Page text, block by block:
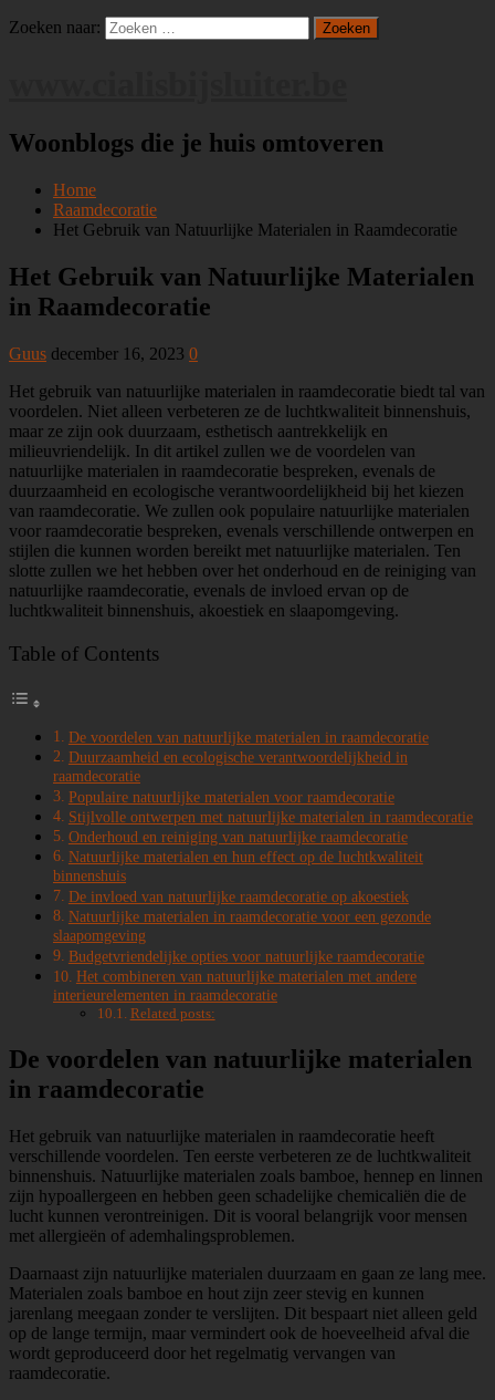
Zoeken naar:
Woonblogs die je huis omtoveren
Home
Raamdecoratie
Het Gebruik van Natuurlijke Materialen in Raamdecoratie
Het Gebruik van Natuurlijke Materialen
in Raamdecoratie
Guus december 16, 2023 0
Het gebruik van natuurlijke materialen in raamdecoratie biedt tal van
voordelen. Niet alleen verbeteren ze de luchtkwaliteit binnenshuis,
maar ze zijn ook duurzaam, esthetisch aantrekkelijk en
milieuvriendelijk. In dit artikel zullen we de voordelen van
natuurlijke materialen in raamdecoratie bespreken, evenals de
duurzaamheid en ecologische verantwoordelijkheid bij het kiezen
van raamdecoratie. We zullen ook populaire natuurlijke materialen
voor raamdecoratie bespreken, evenals verschillende ontwerpen en
stijlen die kunnen worden bereikt met natuurlijke materialen. Ten
slotte zullen we het hebben over het onderhoud en de reiniging van
natuurlijke raamdecoratie, evenals de invloed ervan op de
luchtkwaliteit binnenshuis, akoestiek en slaapomgeving.
Table of Contents
De voordelen van natuurlijke materialen in raamdecoratie
Duurzaamheid en ecologische verantwoordelijkheid in
raamdecoratie
Populaire natuurlijke materialen voor raamdecoratie
Stijlvolle ontwerpen met natuurlijke materialen in raamdecoratie
Onderhoud en reiniging van natuurlijke raamdecoratie
Natuurlijke materialen en hun effect op de luchtkwaliteit
binnenshuis
De invloed van natuurlijke raamdecoratie op akoestiek
Natuurlijke materialen in raamdecoratie voor een gezonde
slaapomgeving
Budgetvriendelijke opties voor natuurlijke raamdecoratie
Het combineren van natuurlijke materialen met andere
interieurelementen in raamdecoratie
Related posts:
De voordelen van natuurlijke materialen
in raamdecoratie
Het gebruik van natuurlijke materialen in raamdecoratie heeft
verschillende voordelen. Ten eerste verbeteren ze de luchtkwaliteit
binnenshuis. Natuurlijke materialen zoals bamboe, hennep en linnen
zijn hypoallergeen en hebben geen schadelijke chemicaliën die de
lucht kunnen verontreinigen. Dit is vooral belangrijk voor mensen
met allergieën of ademhalingsproblemen.
Daarnaast zijn natuurlijke materialen duurzaam en gaan ze lang mee.
Materialen zoals bamboe en hout zijn zeer stevig en kunnen
jarenlang meegaan zonder te verslijten. Dit bespaart niet alleen geld
op de lange termijn, maar vermindert ook de hoeveelheid afval die
wordt geproduceerd door het regelmatig vervangen van
raamdecoratie.